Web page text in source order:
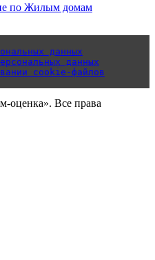
по Жилым домам
данных
данных
cookie-файлов
Все права